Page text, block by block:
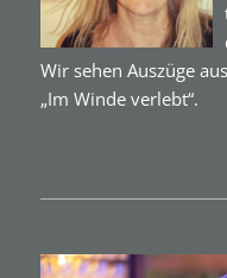
Wir sehen Auszüge
„Im Winde verlebt“.